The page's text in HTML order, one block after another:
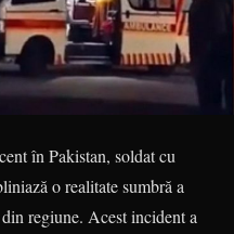
în Pakistan, soldat cu
o realitate sumbră a
regiune. Acest incident a